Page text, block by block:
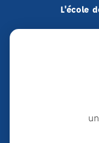
L'école